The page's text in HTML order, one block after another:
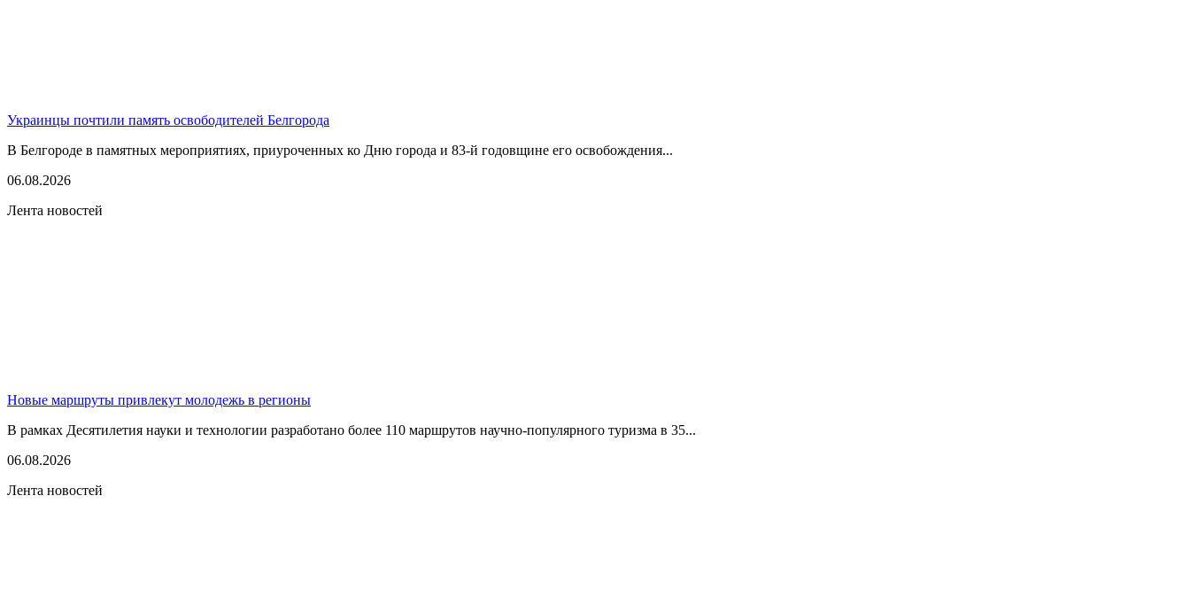
Украинцы почтили память освободителей Белгорода
В Белгороде в памятных мероприятиях, приуроченных ко Дню города и 83-й годовщине его освобождения...
06.08.2026
Лента новостей
Новые маршруты привлекут молодежь в регионы
В рамках Десятилетия науки и технологии разработано более 110 маршрутов научно-популярного туризма в 35...
06.08.2026
Лента новостей